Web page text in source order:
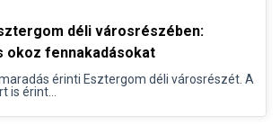
déli városrészében:
okoz fennakadásokat
érinti Esztergom déli városrészét. A
is érint...